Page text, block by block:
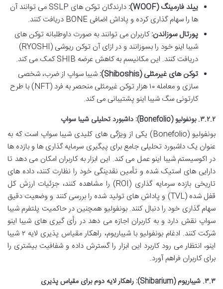
ییلد فارمینگ (WOOF):
دارندگان توکن های SSLP می توانند آن
ها را سهام گذاری کرده و پاداش اضافی BONE دریافت کنند.
پورتال سوزاندن:کاربران می توانند به صورت داوطلبانه توکن های
شیبا اینو خود را بسوزانند و در ازای آن توکن ریوشی (RYOSHI)
دریافت کنند. این مکانیسم به کاهش عرضه SHIB کمک می کند.
توکن های غیرمثلی (Shiboshis):
شیبا سواپ از ضرب، شخصی
سازی و معامله ۱۰ هزار توکن غیرمثلی منحصر به فرد (NFT) با طرح
کارتونی سگ شیبا اینو پشتیبانی می کند.
۳.۲.۲. بونفولیو (Bonefolio): داشبورد تحلیلی شیبا سواپ
بونفولیو (Bonefolio) یکی از ویژگی های کلیدی شیبا سواپ است که به
عنوان یک داشبورد تحلیلی جامع برای پیگیری سرمایه گذاری ها و بازده ها
در اکوسیستم شیبا اینو عمل می کند. این ابزار به کاربران امکان می دهد تا
دارایی های استیک شده و تأمین نقدینگی خود را نظارت کنند، داده های
تاریخی بازده سرمایه گذاری (ROI) را مشاهده کنند، جزئیات ارزش کل
قفل شده (TVL) و پاداش های تولید شده را بررسی کنند و وضعیت دقیق
سهام گذاری خود را دنبال کنند. بونفولیو همچنین در حاکمیت پلتفرم شیبا
سواپ نقش دارد و به کاربران اجازه می دهد در رأی گیری های شیبا اینو
شرکت کنند. ادغام بونفولیو با شیباریوم، راهکار مقیاس پذیری لایه ۲ شیبا
اینو، انتظار می رود کاربرد این ابزار را گسترش داده و شفافیت بیشتری را
برای کاربران فراهم آورد.
۳.۳. شیباریوم (Shibarium): راهکار لایه دوم برای مقیاس پذیری